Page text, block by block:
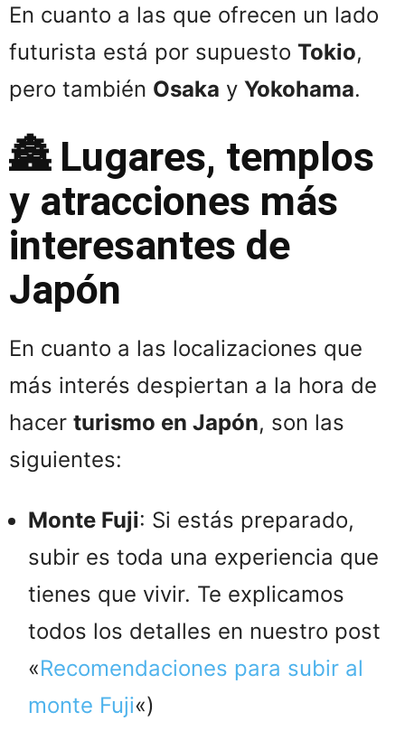
En cuanto a las que ofrecen un lado
futurista está por supuesto Tokio,
pero también Osaka y Yokohama.
🏯 Lugares, templos
y atracciones más
interesantes de
Japón
En cuanto a las localizaciones que
más interés despiertan a la hora de
hacer turismo en Japón, son las
siguientes:
Monte Fuji: Si estás preparado,
subir es toda una experiencia que
tienes que vivir. Te explicamos
todos los detalles en nuestro post
«Recomendaciones para subir al
monte Fuji«)